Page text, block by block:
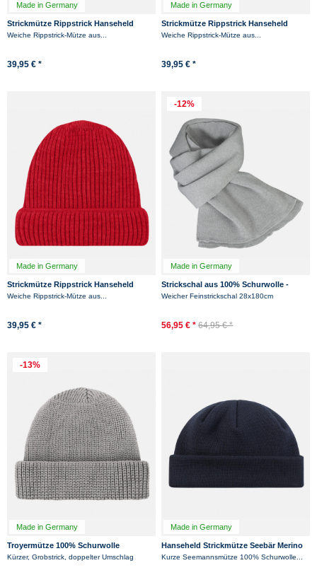
Made in Germany
Strickmütze Rippstrick Hanseheld
100% Schurwolle (Merino) - Grau
Weiche Rippstrick-Mütze aus...
39,95 € *
Made in Germany
Strickmütze Rippstrick Hanseheld
100% Schurwolle (Merino) - Anthrazit
Weiche Rippstrick-Mütze aus...
39,95 € *
Made in Germany
Strickmütze Rippstrick Hanseheld
100% Schurwolle (Merino) - Rot
Weiche Rippstrick-Mütze aus...
39,95 € *
-12%
Made in Germany
Strickschal aus 100% Schurwolle -
Merino - Grau
Weicher Feinstrickschal 28x180cm
56,95 € * 64,95 € *
-13%
Made in Germany
Troyermütze 100% Schurwolle
Hanseheld - Strickmütze aus Wolle -
Kürzer, Grobstrick, doppelter Umschlag
Made in Germany
Hanseheld Strickmütze Seebär Merino
Dockermütze kurz flach - Dunkelblau
Kurze Seemannsmütze 100% Schurwolle...